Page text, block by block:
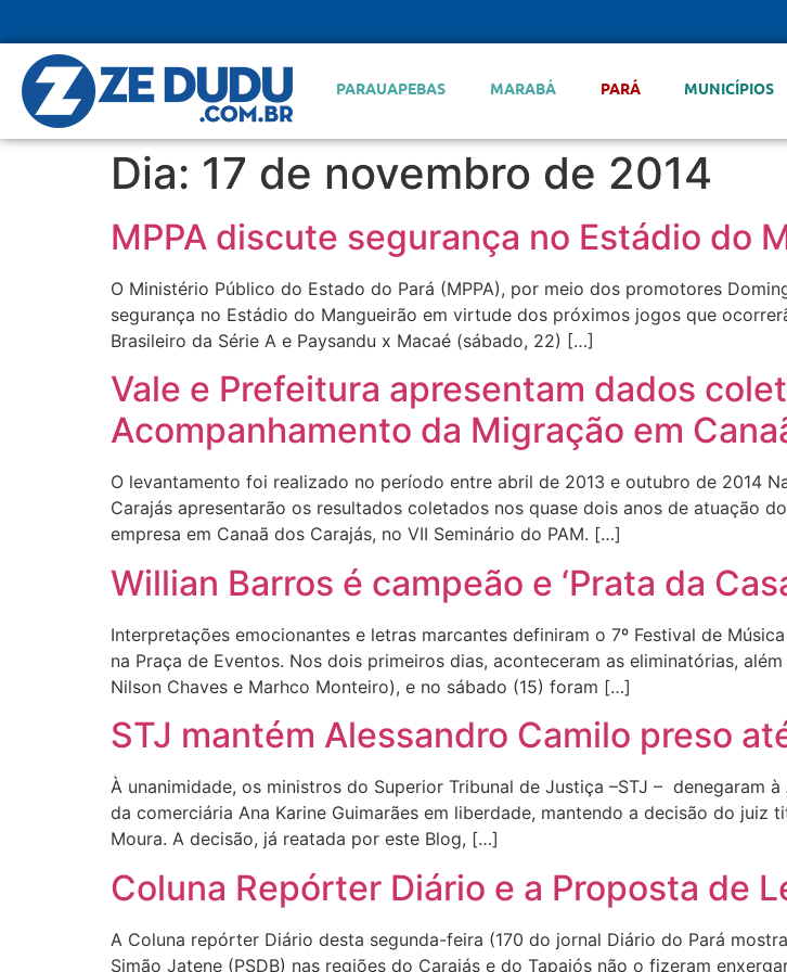
PARAUAPEBAS MARABÁ PARÁ MUNICÍPIOS
Dia: 17 de novembro de 2014
MPPA discute segurança no Estádio do
O Ministério Público do Estado do Pará (MPPA), por meio dos promotores
segurança no Estádio do Mangueirão em virtude dos próximos jogos que
Brasileiro da Série A e Paysandu x Macaé (sábado, 22) […]
Vale e Prefeitura apresentam dados
Acompanhamento da Migração em
O levantamento foi realizado no período entre abril de 2013 e outubro de 2014
Carajás apresentarão os resultados coletados nos quase dois anos de atuação
empresa em Canaã dos Carajás, no VII Seminário do PAM. […]
Willian Barros é campeão e ‘Prata da
Interpretações emocionantes e letras marcantes definiram o 7º Festival de
na Praça de Eventos. Nos dois primeiros dias, aconteceram as eliminatórias,
Nilson Chaves e Marhco Monteiro), e no sábado (15) foram […]
STJ mantém Alessandro Camilo preso
À unanimidade, os ministros do Superior Tribunal de Justiça –STJ –
da comerciária Ana Karine Guimarães em liberdade, mantendo a decisão do juiz
Moura. A decisão, já reatada por este Blog, […]
Coluna Repórter Diário e a Proposta de
A Coluna repórter Diário desta segunda-feira (170 do jornal Diário do Pará
Simão Jatene (PSDB) nas regiões do Carajás e do Tapajós não o fizeram